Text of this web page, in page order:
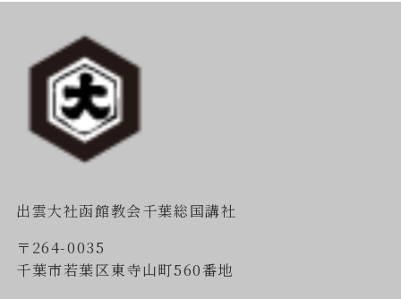
出雲大社函館教会千葉総国講社
〒264-0035
千葉市若葉区東寺山町560番地